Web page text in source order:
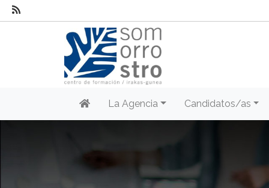
La Agencia Candidatos/as